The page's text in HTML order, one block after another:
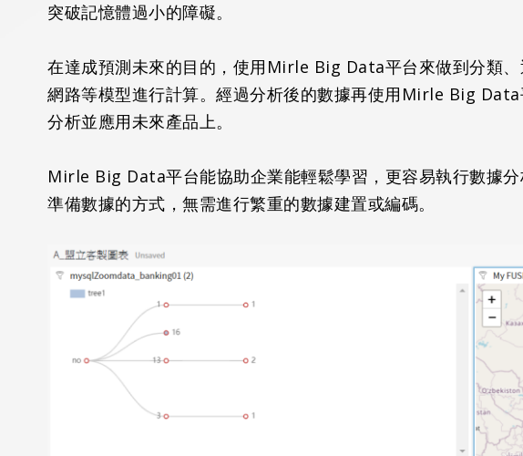
突破記憶體過小的障礙。
在達成預測未來的目的，使用Mirle Big Data平台來做到分類
網路等模型進行計算。經過分析後的數據再使用Mirle Big Data
分析並應用未來產品上。
Mirle Big Data平台能協助企業能輕鬆學習，更容易執行數據
準備數據的方式，無需進行繁重的數據建置或編碼。